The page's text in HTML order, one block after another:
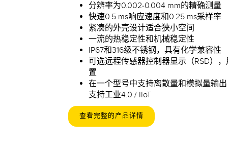
分辨率为0.002-0.004 mm的精确测量
快速0.5 ms响应速度和0.25 ms采样率
紧凑的外壳设计适合狭小空间
一流的热稳定性和机械稳定性
IP67和316级不锈钢，具有化学兼容性
可选远程传感器控制器显示（RSD）
置
在一个型号中支持离散量和模拟量输
支持工业4.0 / IIoT
查看完整的产品详情